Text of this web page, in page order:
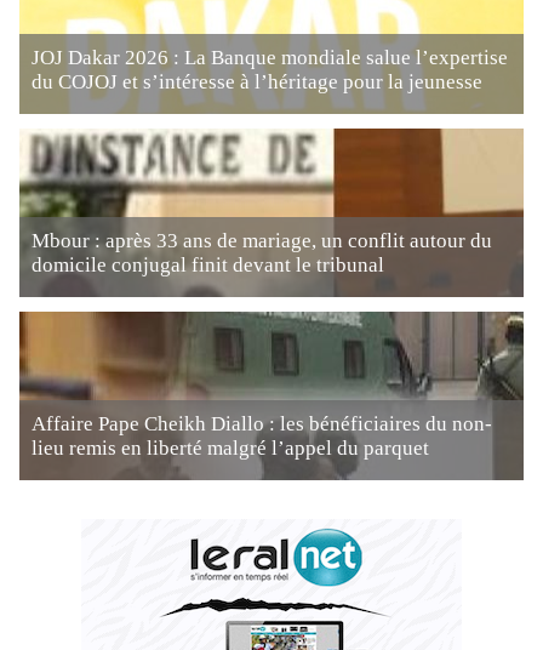
JOJ Dakar 2026 : La Banque mondiale salue l’expertise
du COJOJ et s’intéresse à l’héritage pour la jeunesse
Mbour : après 33 ans de mariage, un conflit autour du
domicile conjugal finit devant le tribunal
Affaire Pape Cheikh Diallo : les bénéficiaires du non-
lieu remis en liberté malgré l’appel du parquet